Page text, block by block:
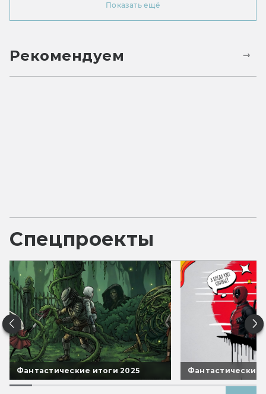
Показать ещё
Рекомендуем
Спецпроекты
Фантастические итоги 2025 Фантастические